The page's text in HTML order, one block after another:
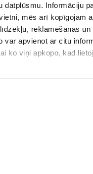
datplūsmu. Informāciju
mēs arī kopīgojam
reklamēšanas un
var apvienot ar citu
ko viņi apkopo, kad
turētājs D-